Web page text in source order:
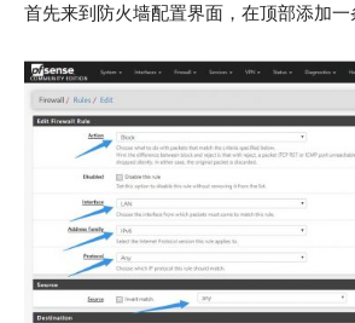
首先来到防火墙配置界面，在顶部添加一